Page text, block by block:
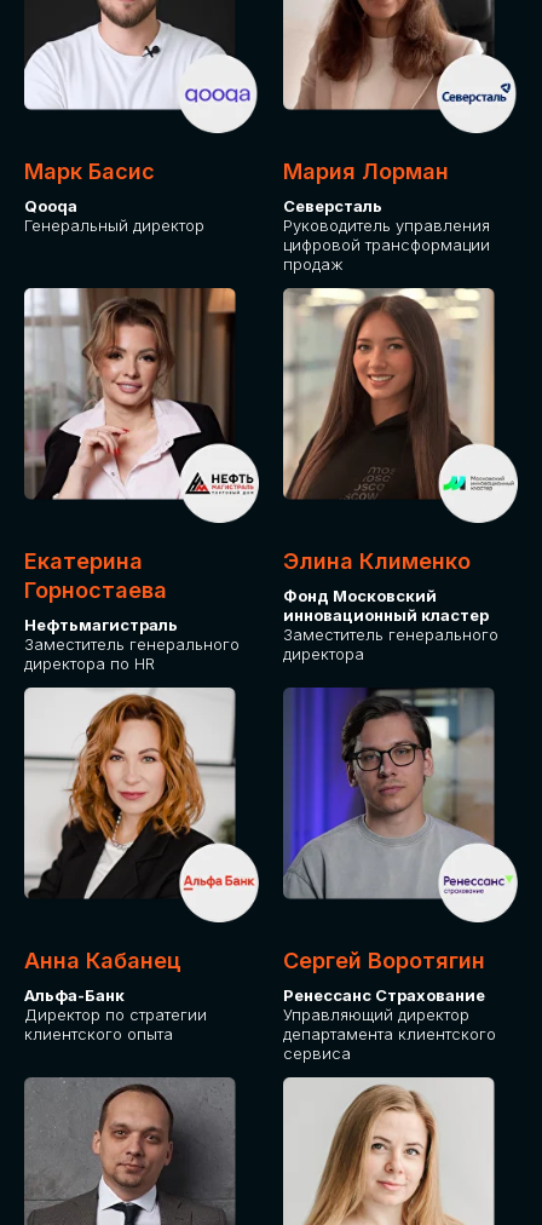
Марк Басис
Qooqa
Генеральный директор
Мария Лорман
Северсталь
Руководитель управления
цифровой трансформации
продаж
Екатерина
Горностаева
Нефтьмагистраль
Заместитель генерального
директора по HR
Элина Клименко
Фонд Московский
инновационный кластер
Заместитель генерального
директора
Анна Кабанец
Альфа-Банк
Директор по стратегии
клиентского опыта
Сергей Воротягин
Ренессанс Страхование
Управляющий директор
департамента клиентского
сервиса
Приглашаем стать партнером GLOBAL
TECH FORUM и презентовать ваши
решения целевой аудитории. Будем
рады сотрудничеству!
СТАНЬТЕ
ЭКСПОНЕНТОМ
ПОДАТЬ ЗАЯВКУ
IT Solutions for Business
СТОИМОСТЬ
УЧАСТИЯ